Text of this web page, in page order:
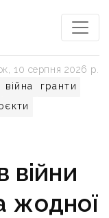
війна
гранти
10 серпня 2026 р.
війни
жодної